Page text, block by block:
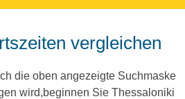
vergleichen
die oben angezeigte Suchmaske
wird,beginnen Sie Thessaloniki